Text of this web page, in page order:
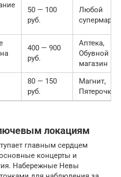
50 — 100
руб.
Любой
400 — 900
руб.
Аптека,
Обувной
магазин
80 — 150
руб.
Магнит,
Пятерочка
локациям
главным сердцем
концерты и
Набережные Невы